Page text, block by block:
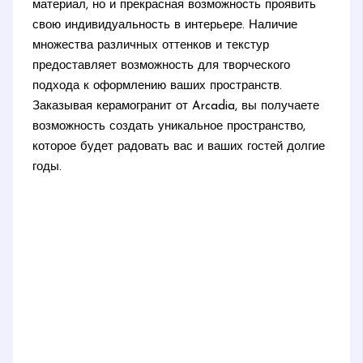
материал, но и прекрасная возможность проявить
свою индивидуальность в интерьере. Наличие
множества различных оттенков и текстур
предоставляет возможность для творческого
подхода к оформлению ваших пространств.
Заказывая керамогранит от Arcadia, вы получаете
возможность создать уникальное пространство,
которое будет радовать вас и ваших гостей долгие
годы.